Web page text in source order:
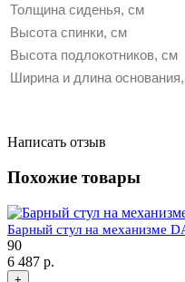
Толщина сиденья, см
Высота спинки, см
Высота подлокотников, см
Ширина и длина
Написать отзыв
Похожие товары
Барный стул на механизме
90
6 487 р.